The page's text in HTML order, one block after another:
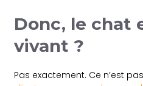
Donc, le chat
vivant ?
Pas exactement. Ce n’est